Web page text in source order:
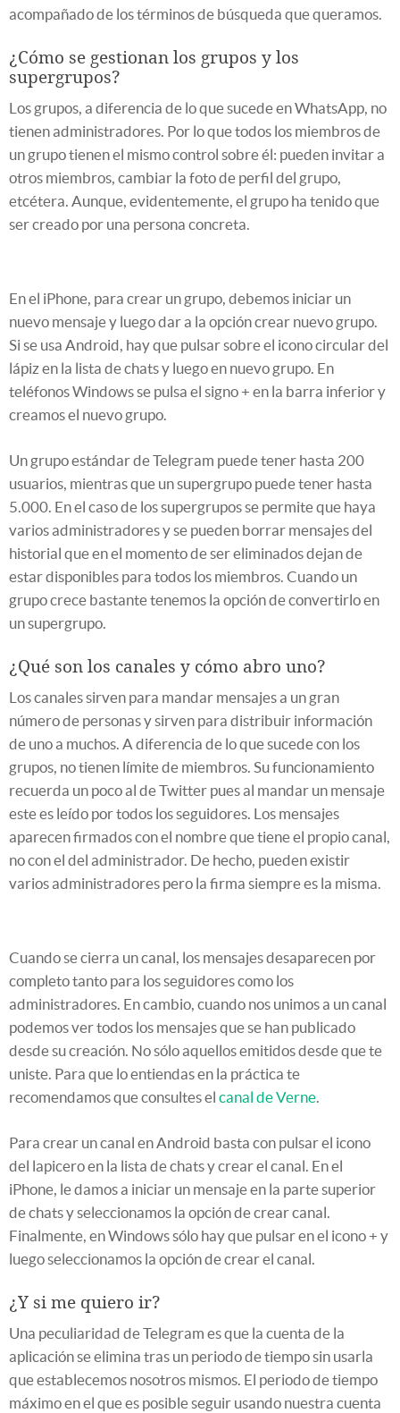
acompañado de los términos de búsqueda que queramos.
¿Cómo se gestionan los grupos y los
supergrupos?
Los grupos, a diferencia de lo que sucede en WhatsApp, no
tienen administradores. Por lo que todos los miembros de
un grupo tienen el mismo control sobre él: pueden invitar a
otros miembros, cambiar la foto de perfil del grupo,
etcétera. Aunque, evidentemente, el grupo ha tenido que
ser creado por una persona concreta.
En el iPhone, para crear un grupo, debemos iniciar un
nuevo mensaje y luego dar a la opción crear nuevo grupo.
Si se usa Android, hay que pulsar sobre el icono circular del
lápiz en la lista de chats y luego en nuevo grupo. En
teléfonos Windows se pulsa el signo + en la barra inferior y
creamos el nuevo grupo.
Un grupo estándar de Telegram puede tener hasta 200
usuarios, mientras que un supergrupo puede tener hasta
5.000. En el caso de los supergrupos se permite que haya
varios administradores y se pueden borrar mensajes del
historial que en el momento de ser eliminados dejan de
estar disponibles para todos los miembros. Cuando un
grupo crece bastante tenemos la opción de convertirlo en
un supergrupo.
¿Qué son los canales y cómo abro uno?
Los canales sirven para mandar mensajes a un gran
número de personas y sirven para distribuir información
de uno a muchos. A diferencia de lo que sucede con los
grupos, no tienen límite de miembros. Su funcionamiento
recuerda un poco al de Twitter pues al mandar un mensaje
este es leído por todos los seguidores. Los mensajes
aparecen firmados con el nombre que tiene el propio canal,
no con el del administrador. De hecho, pueden existir
varios administradores pero la firma siempre es la misma.
Cuando se cierra un canal, los mensajes desaparecen por
completo tanto para los seguidores como los
administradores. En cambio, cuando nos unimos a un canal
podemos ver todos los mensajes que se han publicado
desde su creación. No sólo aquellos emitidos desde que te
uniste. Para que lo entiendas en la práctica te
recomendamos que consultes el canal de Verne.
Para crear un canal en Android basta con pulsar el icono
del lapicero en la lista de chats y crear el canal. En el
iPhone, le damos a iniciar un mensaje en la parte superior
de chats y seleccionamos la opción de crear canal.
Finalmente, en Windows sólo hay que pulsar en el icono + y
luego seleccionamos la opción de crear el canal.
¿Y si me quiero ir?
Una peculiaridad de Telegram es que la cuenta de la
aplicación se elimina tras un periodo de tiempo sin usarla
que establecemos nosotros mismos. El periodo de tiempo
máximo en el que es posible seguir usando nuestra cuenta